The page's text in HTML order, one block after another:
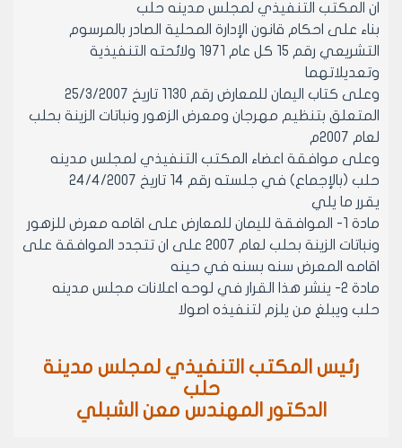
ان المكتب التنفيذي لمجلس مدينه حلب
بناء على احكام قانون الإدارة المحلية الصادر بالمرسوم
التشريعي رقم 15 كل عام 1971 ولائحته التنفيذية
وتعديلاتهما
وعلى كتاب اليمان للمعارض رقم 1130 تاريخ 25/3/2007
المتعلق بتنظيم مهرجان ومعرض الزهور ونباتات الزينة بحلب
لعام 2007م
وعلى موافقة اعضاء المكتب التنفيذي لمجلس مدينه
حلب (بالإجماع) في جلسته رقم 14 تاريخ 24/4/2007
يقرر ما يلي
مادة 1- الموافقة لليمان للمعارض على اقامه معرض للزهور
ونباتات الزينة بحلب لعام 2007 على ان تتجدد الموافقة على
اقامه المعرض سنه بسنه في حينه
مادة 2- ينشر هذا القرار في لوحه اعلانات مجلس مدينه
حلب ويبلغ من يلزم لتنفيذه اصولا
رئيس المكتب التنفيذي لمجلس مدينة
حلب
الدكتور المهندس معن الشبلي